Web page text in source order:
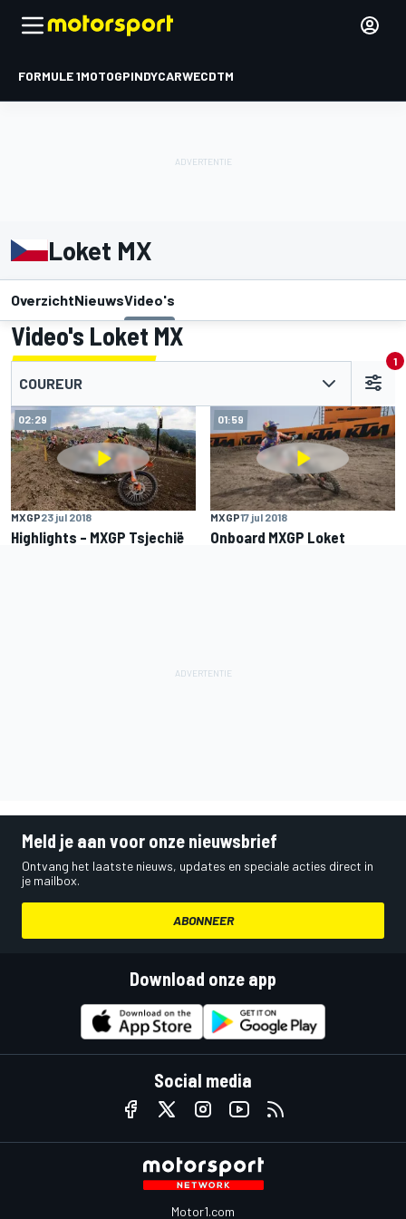
FORMULE 1MOTOGPINDYCARWECDTM
Loket MX
OverzichtNieuwsVideo's
Video's Loket MX
COUREUR
1
02:29
MXGP23 jul 2018
Highlights – MXGP Tsjechië
01:59
MXGP17 jul 2018
Onboard MXGP Loket
Meld je aan voor onze nieuwsbrief
Ontvang het laatste nieuws, updates en speciale acties direct in
je mailbox.
ABONNEER
Download onze app
Social media
Motor1.com